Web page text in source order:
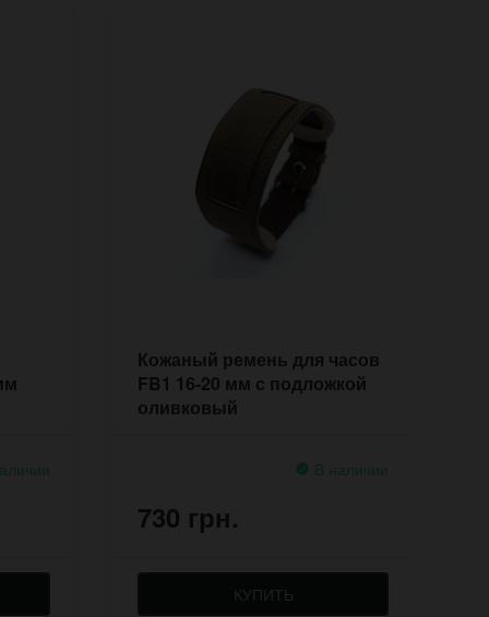
Кожаный ремень для часов
FB1 16-20 мм с подложкой
оливковый
В наличии
730 грн.
КУПИТЬ